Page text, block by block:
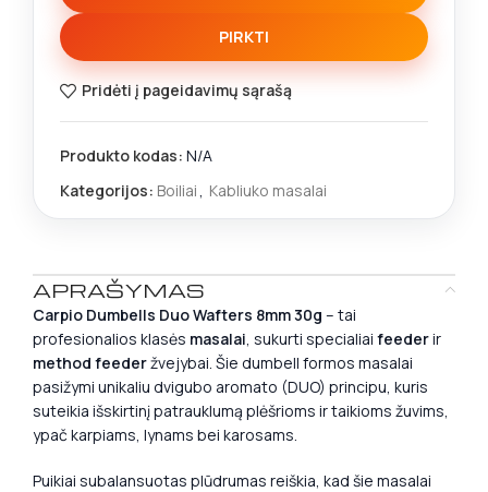
PIRKTI
Pridėti į pageidavimų sąrašą
Produkto kodas: N/A
Kategorijos: Boiliai, Kabliuko masalai
APRAŠYMAS
Carpio Dumbells Duo Wafters 8mm 30g – tai
profesionalios klasės masalai, sukurti specialiai feederir
method feederžvejybai. Šie dumbell formos masalai
pasižymi unikaliu dvigubo aromato (DUO) principu, kuris
suteikia išskirtinį patrauklumą plėšrioms ir taikioms žuvims,
ypač karpiams, lynams bei karosams.
Puikiai subalansuotas plūdrumas reiškia, kad šie masalai